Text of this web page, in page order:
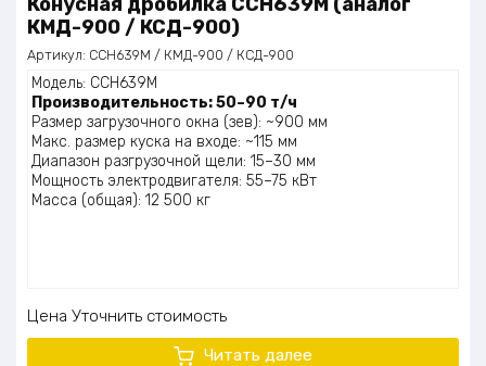
КМД-900 / КСД-900)
Артикул: CCH639M / КМД-900 / КСД-900
Модель: CCH639M
Производительность: 50–90 т/ч
Размер загрузочного окна (зев): ~900 мм
Макс. размер куска на входе: ~115 мм
Диапазон разгрузочной щели: 15–30 мм
Мощность электродвигателя: 55–75 кВт
Масса (общая): 12 500 кг
Цена Уточнить стоимость
Читать далее